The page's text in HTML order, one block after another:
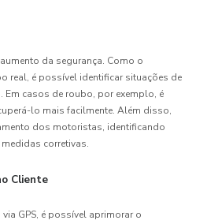
da segurança. Como o
real, é possível identificar situações de
Em casos de roubo, por exemplo, é
lo mais facilmente. Além disso,
dos motoristas, identificando
corretivas.
Cliente
GPS, é possível aprimorar o